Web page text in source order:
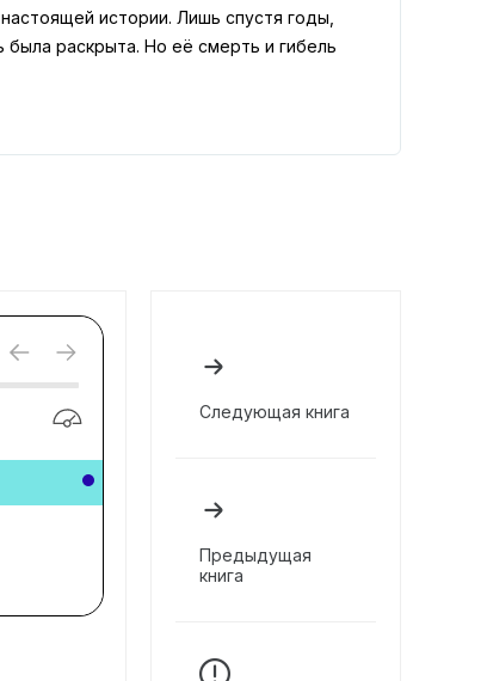
истории. Лишь спустя годы,
была раскрыта. Но её смерть и гибель
Следующая книга
Предыдущая
книга